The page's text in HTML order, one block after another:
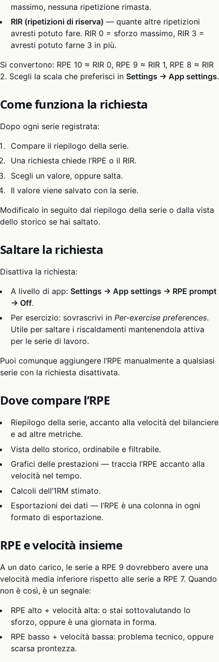
massimo, nessuna ripetizione rimasta.
RIR (ripetizioni di riserva) — quante altre ripetizioni
avresti potuto fare. RIR 0 = sforzo massimo, RIR 3 =
avresti potuto farne 3 in più.
Si convertono: RPE 10 ≈ RIR 0, RPE 9 ≈ RIR 1, RPE 8 ≈ RIR
2. Scegli la scala che preferisci in Settings → App settings.
Come funziona la richiesta
Dopo ogni serie registrata:
Compare il riepilogo della serie.
Una richiesta chiede l’RPE o il RIR.
Scegli un valore, oppure salta.
Il valore viene salvato con la serie.
Modificalo in seguito dal riepilogo della serie o dalla vista
dello storico se hai saltato.
Saltare la richiesta
Disattiva la richiesta:
A livello di app:Settings → App settings → RPE prompt
→ Off.
Per esercizio: sovrascrivi inPer-exercise preferences.
Utile per saltare i riscaldamenti mantenendola attiva
per le serie di lavoro.
Puoi comunque aggiungere l’RPE manualmente a qualsiasi
serie con la richiesta disattivata.
Dove compare l’RPE
Riepilogo della serie, accanto alla velocità del bilanciere
e ad altre metriche.
Vista dello storico, ordinabile e filtrabile.
Grafici delle prestazioni — traccia l’RPE accanto alla
velocità nel tempo.
Calcoli dell’1RM stimato.
Esportazioni dei dati — l’RPE è una colonna in ogni
formato di esportazione.
RPE e velocità insieme
A un dato carico, le serie a RPE 9 dovrebbero avere una
velocità media inferiore rispetto alle serie a RPE 7. Quando
non è così, è un segnale:
RPE alto + velocità alta: o stai sottovalutando lo
sforzo, oppure è una giornata in forma.
RPE basso + velocità bassa: problema tecnico, oppure
scarsa prontezza.